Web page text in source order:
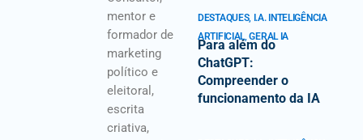
mentor e
formador de
marketing
político e
eleitoral,
escrita
criativa,
DESTAQUES, I.A. INTELIGÊNCIA
ARTIFICIAL,GERAL IA
Para além do
ChatGPT:
Compreender o
funcionamento da IA